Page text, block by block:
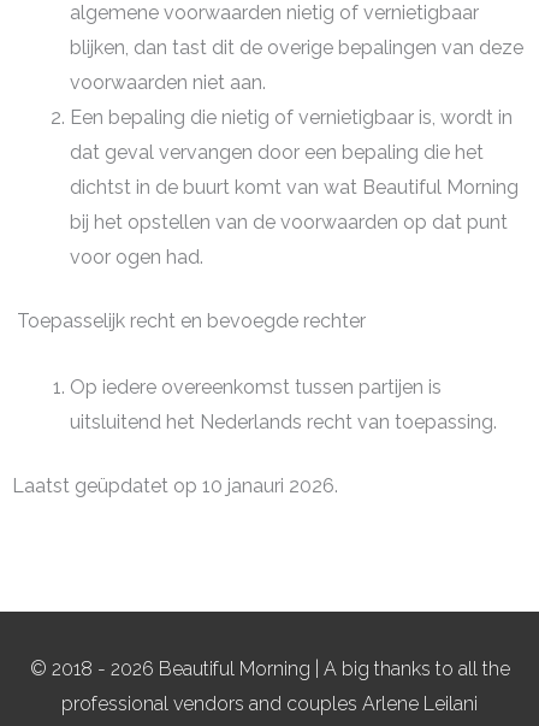
algemene voorwaarden nietig of vernietigbaar
blijken, dan tast dit de overige bepalingen van deze
voorwaarden niet aan.
Een bepaling die nietig of vernietigbaar is, wordt in
dat geval vervangen door een bepaling die het
dichtst in de buurt komt van wat Beautiful Morning
bij het opstellen van de voorwaarden op dat punt
voor ogen had.
Toepasselijk recht en bevoegde rechter
Op iedere overeenkomst tussen partijen is
uitsluitend het Nederlands recht van toepassing.
Laatst geüpdatet op 10 janauri 2026.
© 2018 - 2026 Beautiful Morning | A big thanks to all the
professional vendors and couples Arlene Leilani